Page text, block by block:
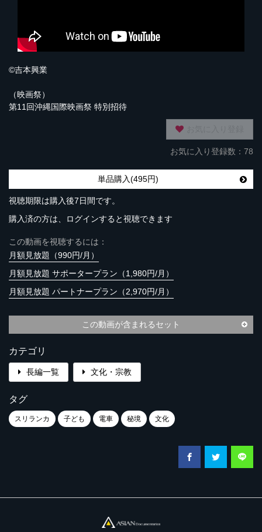
©吉本興業
（映画祭）
第11回沖縄国際映画祭 特別招待
お気に入り登録数：78
単品購入(495円)
視聴期限は購入後7日間です。
購入済の方は、ログインすると視聴できます
この動画を視聴するには：
月額見放題（990円/月）
月額見放題 サポータープラン（1,980円/月）
月額見放題 パートナープラン（2,970円/月）
この動画が含まれるセット
カテゴリ
長編一覧 文化・宗教
タグ
スリランカ 子ども 電車 秘境 文化